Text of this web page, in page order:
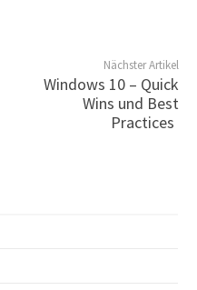
Nächster Artikel
Windows 10 – Quick
Wins und Best
Practices